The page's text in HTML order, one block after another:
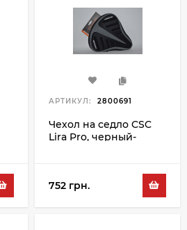
АРТИКУЛ: 2800691
Чехол на седло CSC
Lira Pro, черный-
752 грн.